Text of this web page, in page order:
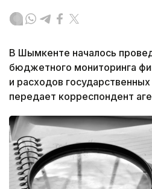
В Шымкенте началось
бюджетного мониторинга
и расходов
передает корреспондент